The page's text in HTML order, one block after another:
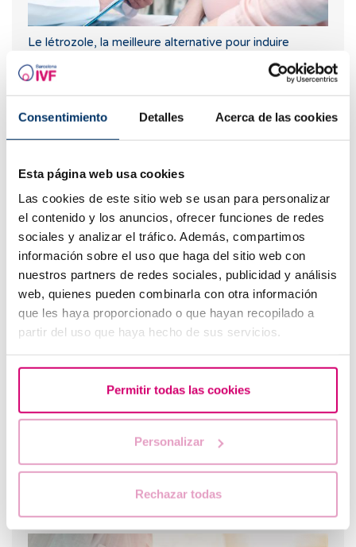
Consentimiento Detalles Acerca de las cookies
Esta página web usa cookies
Las cookies de este sitio web se usan para personalizar
el contenido y los anuncios, ofrecer funciones de redes
sociales y analizar el tráfico. Además, compartimos
información sobre el uso que haga del sitio web con
nuestros partners de redes sociales, publicidad y análisis
web, quienes pueden combinarla con otra información
que les haya proporcionado o que hayan recopilado a
partir del uso que haya hecho de sus servicios.
Permitir todas las cookies
Personalizar
Rechazar todas
Le létrozole, la meilleure alternative pour induire
l’ovaire polykystique.
Que faire en cas de retard de règles avec un test de
grossesse négatif ?
Combien de temps faut-il pour l’implantation de l’ovule